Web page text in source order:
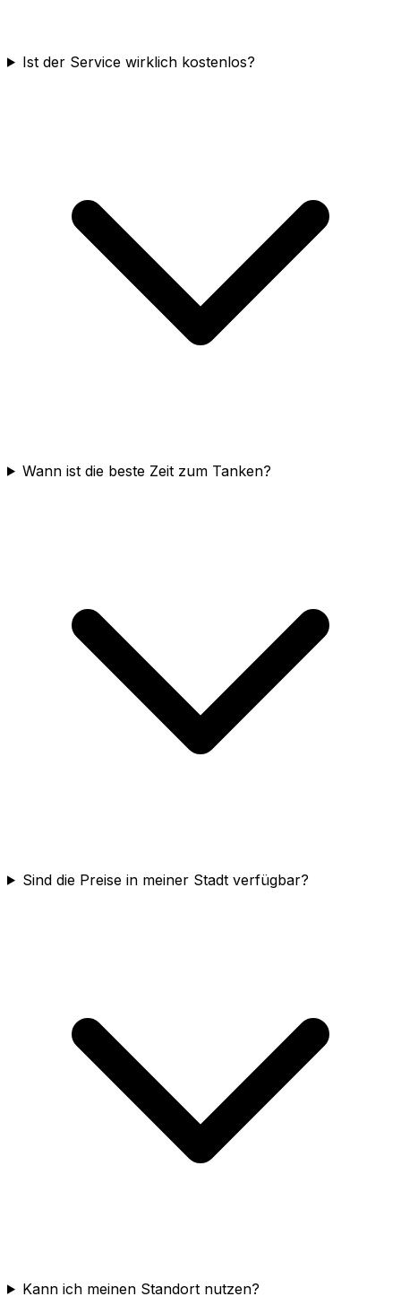
Ist der Service wirklich kostenlos?
Wann ist die beste Zeit zum Tanken?
Sind die Preise in meiner Stadt verfügbar?
Kann ich meinen Standort nutzen?